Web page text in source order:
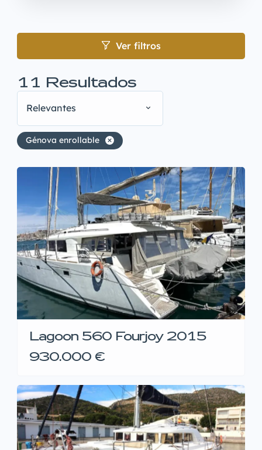
Ver filtros
11 Resultados
Relevantes
Génova enrollable
Lagoon 560 Fourjoy 2015
930.000 €